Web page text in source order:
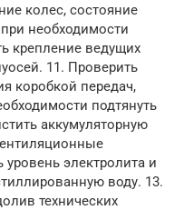
колес, состояние
необходимости
крепление ведущих
11. Проверить
коробкой передач,
подтянуть
аккумуляторную
уровень электролита и
воду. 13.
технических